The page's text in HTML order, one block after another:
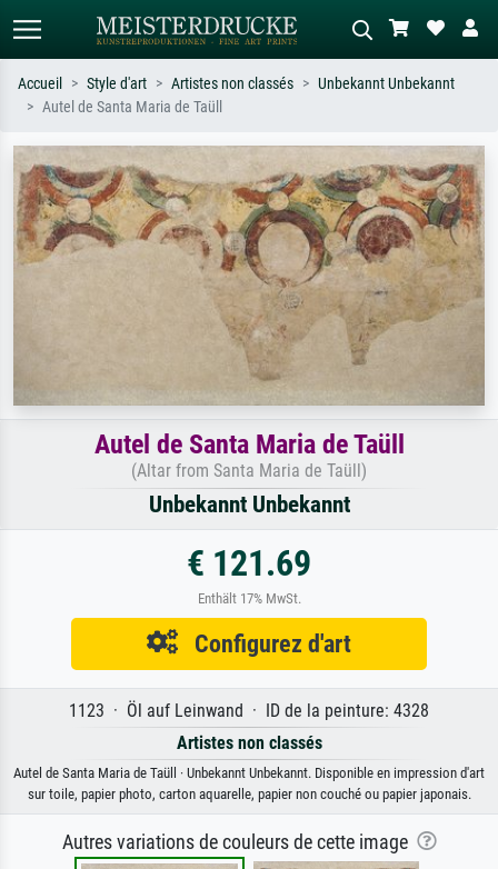
Recherchez par artiste, titre ou style –
ex. Monet, Nuit étoilée,
impressionnisme, vague de Hokusai,
nu.
Décrivez la scène – ex. prairie verte,
abstrait avec beaucoup de rouge,
tableau sombre, nu debout près d'un
arbre.
Accueil Style d'art Artistes non classés
Unbekannt Unbekannt
Autel de Santa Maria de Taüll
Autel de Santa Maria de Taüll
(Altar from Santa Maria de Taüll)
Unbekannt Unbekannt
€ 121.69
Enthält 17% MwSt.
Configurez d'art
1123 · Öl auf Leinwand · ID de la peinture: 4328
Artistes non classés
Autel de Santa Maria de Taüll · Unbekannt Unbekannt. Disponible en impression d'art
sur toile, papier photo, carton aquarelle, papier non couché ou papier japonais.
Autres variations de couleurs de cette image